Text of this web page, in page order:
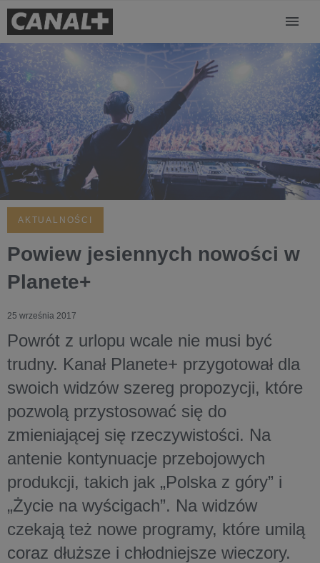
AKTUALNOŚCI
Powiew jesiennych nowości w
Planete+
25 września 2017
Powrót z urlopu wcale nie musi być
trudny. Kanał Planete+ przygotował dla
swoich widzów szereg propozycji, które
pozwolą przystosować się do
zmieniającej się rzeczywistości. Na
antenie kontynuacje przebojowych
produkcji, takich jak „Polska z góry” i
„Życie na wyścigach”. Na widzów
czekają też nowe programy, które umilą
coraz dłuższe i chłodniejsze wieczory.